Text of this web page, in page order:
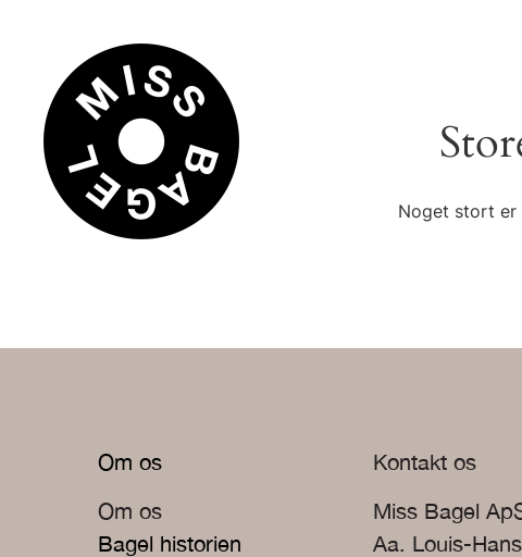
Noget stort er
Om os
Om os
Bagel historien
Kontakt os
Miss Bagel
Aa. Louis-